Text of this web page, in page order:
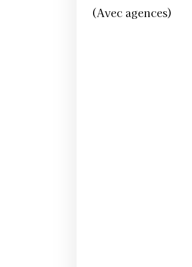
(Avec agences)